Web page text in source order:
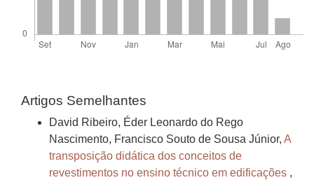
Artigos Semelhantes
David Ribeiro, Éder Leonardo do Rego
Nascimento, Francisco Souto de Sousa Júnior, A
transposição didática dos conceitos de
revestimentos no ensino técnico em edificações ,